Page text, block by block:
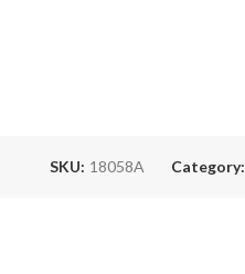
SKU: 18058A Category: